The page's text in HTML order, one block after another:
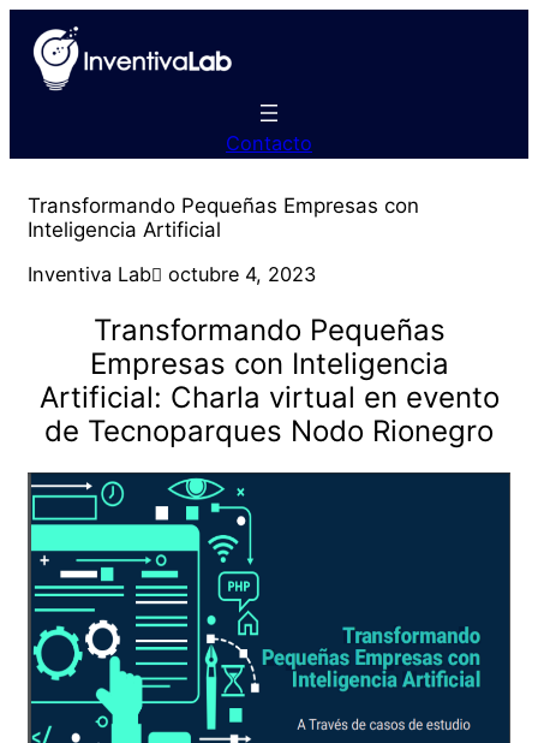
Saltar
contenido
Contacto
Transformando Pequeñas Empresas con
Inteligencia Artificial
Inventiva Lab
octubre 4, 2023
Transformando Pequeñas
Empresas con Inteligencia
Artificial: Charla virtual en evento
de Tecnoparques Nodo Rionegro